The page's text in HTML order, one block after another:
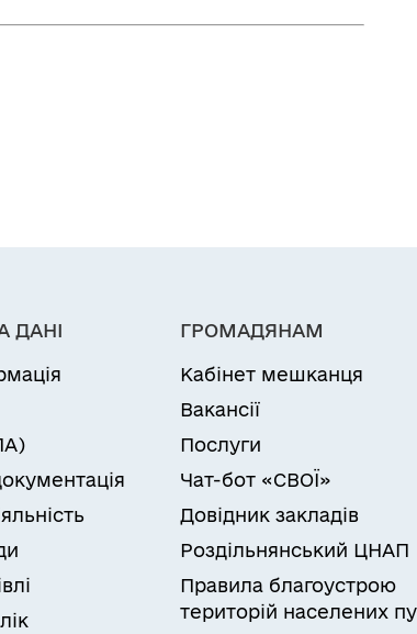
ДАНІ ГРОМАДЯНАМ
Кабінет мешканця
Вакансії
Послуги
Чат-бот «СВОЇ»
Довідник закладів
Роздільнянський ЦНАП
Правила благоустрою
територій населених